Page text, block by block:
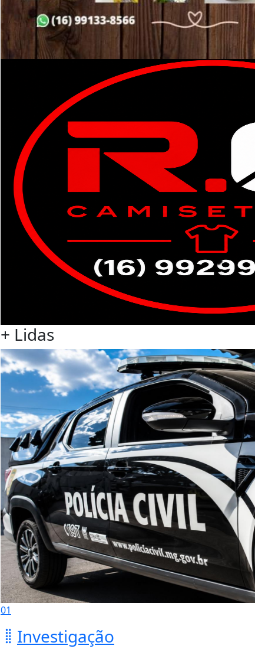
+ Lidas
01
Investigação